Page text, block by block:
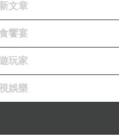
為他們這群不孝人，
必要
必要的！
模樣。
的狀態！
文章
饗宴
玩家
娛樂